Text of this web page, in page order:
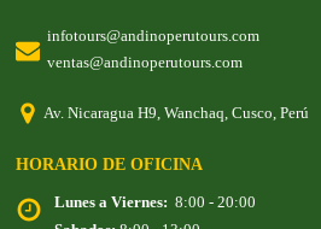
infotours@andinoperutours.com
ventas@andinoperutours.com
Av. Nicaragua H9, Wanchaq, Cusco, Perú
HORARIO DE OFICINA
Lunes a Viernes: 8:00 - 20:00